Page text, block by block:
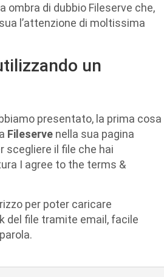
ombra di dubbio Fileserve che,
l’attenzione di moltissima
un
presentato, la prima cosa
Fileserve nella sua pagina
scegliere il file che hai
I agree to the terms &
per poter caricare
del file tramite email, facile